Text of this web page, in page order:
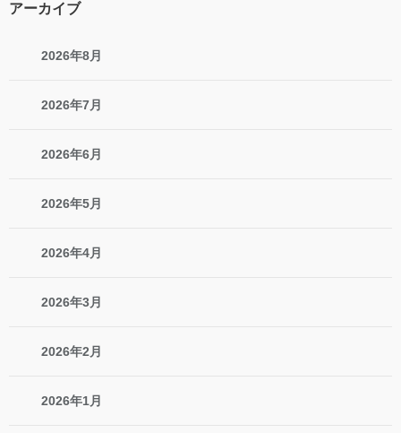
アーカイブ
2026年8月
2026年7月
2026年6月
2026年5月
2026年4月
2026年3月
2026年2月
2026年1月